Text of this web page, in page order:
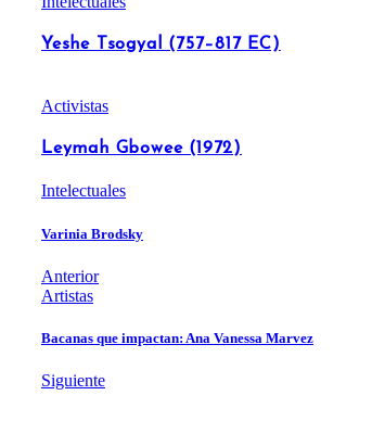
Yeshe Tsogyal (757–817 EC)
Activistas
Leymah Gbowee (1972)
Intelectuales
Varinia Brodsky
Anterior
Artistas
Bacanas que impactan: Ana Vanessa Marvez
Siguiente